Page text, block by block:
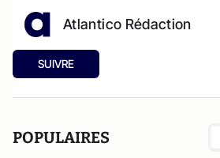
Atlantico Rédaction
SUIVRE
POPULAIRES